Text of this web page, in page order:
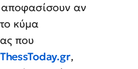
αποφασίσουν αν
κύμα
που
ThessToday.gr,